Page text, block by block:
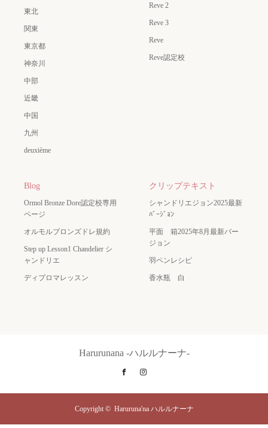
東北
関東
東京都
神奈川
中部
近畿
中国
九州
deuxième
Reve 2
Reve 3
Reve
Reve認定校
Blog
Ormol Bronze Dore認定校専用
ページ
オルモルブロンズドレ規約
Step up Lesson1 Chandelier シ
ャンドリエ
ディプロマレッスン
クリップテキスト
シャンドリエジョン2025最新
ﾊﾞｰｼﾞｮﾝ
平面 箱2025年8月最新バー
ジョン
羽ペンレシピ
香水瓶 白
Harurunana -ハルルナーナ-
Facebook
Copyright © Haruruna'na ハルルナーナ